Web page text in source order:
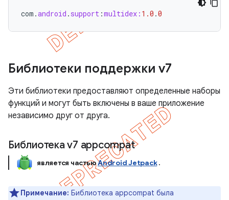
com .android . support :multidex: 1.0 .0
Библиотеки поддержки v7
Эти библиотеки предоставляют определенные наборы
функций и могут быть включены в ваше приложение
независимо друг от друга.
Библиотека v7 appcompat
является частьюAndroid Jetpack .
Примечание: Библиотека appcompat была